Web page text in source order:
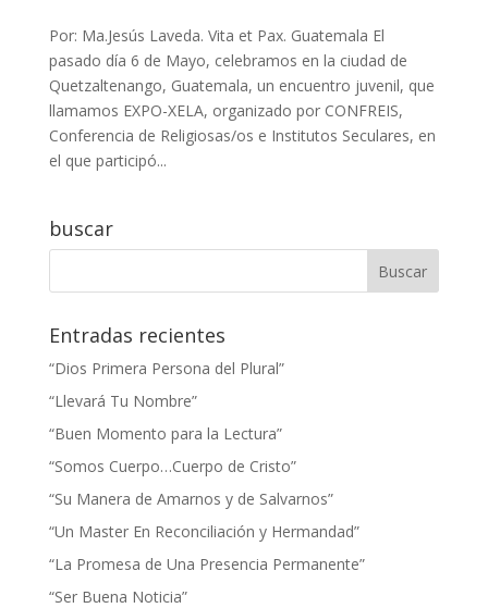
Por: Ma.Jesús Laveda. Vita et Pax. Guatemala El
pasado día 6 de Mayo, celebramos en la ciudad de
Quetzaltenango, Guatemala, un encuentro juvenil, que
llamamos EXPO-XELA, organizado por CONFREIS,
Conferencia de Religiosas/os e Institutos Seculares, en
el que participó...
buscar
Entradas recientes
“Dios Primera Persona del Plural”
“Llevará Tu Nombre”
“Buen Momento para la Lectura”
“Somos Cuerpo…Cuerpo de Cristo”
“Su Manera de Amarnos y de Salvarnos”
“Un Master En Reconciliación y Hermandad”
“La Promesa de Una Presencia Permanente”
“Ser Buena Noticia”